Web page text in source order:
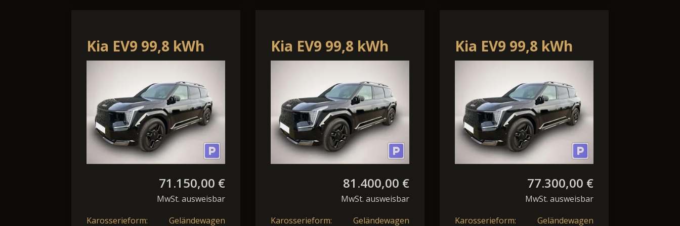
Kia EV9 99,8 kWh
RWD Air
71.150,00 €
MwSt. ausweisbar
Karosserieform:
Geländewagen
Kia EV9 99,8 kWh
AWD Dual Motor
GT-Line
81.400,00 €
MwSt. ausweisbar
Karosserieform:
Geländewagen
Kia EV9 99,8 kWh
AWD Dual Motor
77.300,00 €
MwSt. ausweisbar
Karosserieform:
Geländewagen